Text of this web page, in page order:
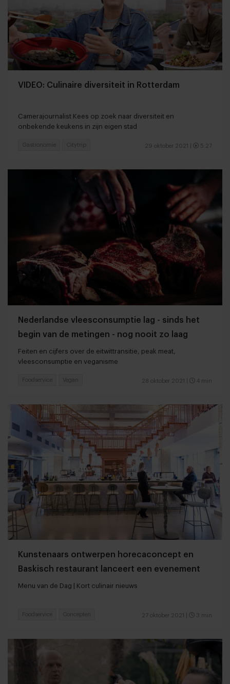
VIDEO: Culinaire diversiteit in Rotterdam
Camerajournalist Kees op zoek naar diversiteit en
onbekende keukens in zijn eigen stad
29 oktober 2021 5:27
Gastronomie Citytrip
Nederlandse vleesconsumptie lag - sinds het
begin van de metingen - nog nooit zo laag
Feiten en cijfers over de eitwittransitie, peak meat,
vleesconsumptie en veganisme
28 oktober 2021 4 min
Foodservice Vegan
Kunstenaars ontwerpen horecaconcept en
Baskisch restaurant lanceert een evenement
Menu van de Dag | Kort culinair nieuws
27 oktober 2021 3 min
Foodservice Concepten